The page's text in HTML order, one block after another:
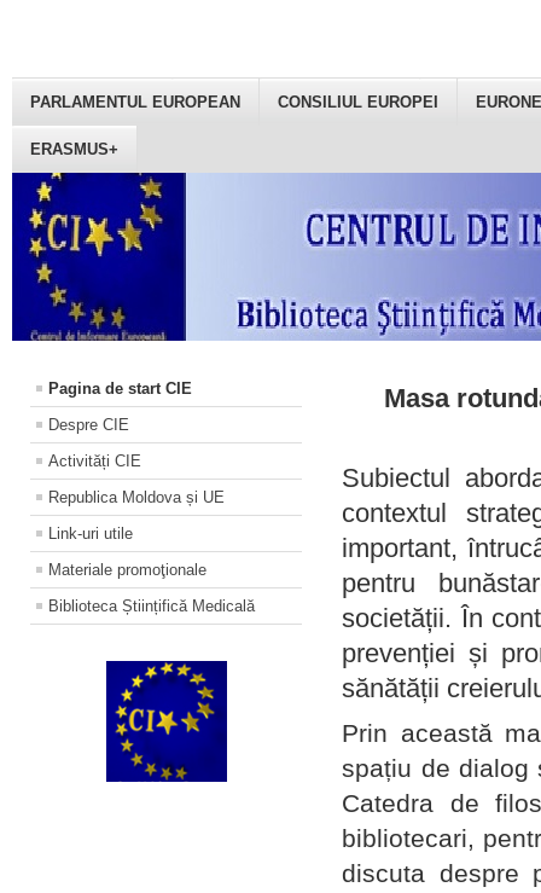
PARLAMENTUL EUROPEAN CONSILIUL EUROPEI
ERASMUS+
Pagina de start CIE
Despre CIE
Activități CIE
Republica Moldova și UE
Link-uri utile
Materiale promoţionale
Biblioteca Științifică Medicală
Masa
Subiectul
contextul
important,
pentru
societății. În
prevenției și
sănătății
Prin această
spațiu de dialog
Catedra de
bibliotecari,
discuta despre